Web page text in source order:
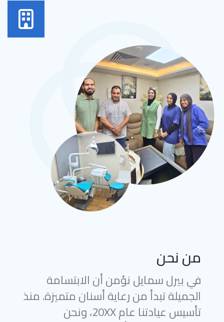
من نحن
في بيرل سمايل نؤمن أن الابتسامة
الجميلة تبدأ من رعاية أسنان متميزة. منذ
تأسيس عيادتنا عام 20XX، ونحن